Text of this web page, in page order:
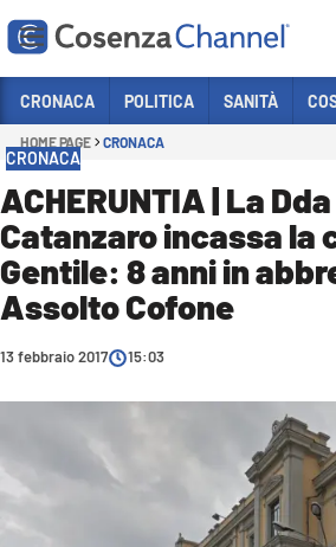
Sezioni
POLITICA
COSENZA CALCIO
ECONOMIA E LAVORO
ITALIA MONDO
SANITÀ
CRONACA POLITICA SANITÀ
HOME PAGE CRONACA
CRONACA
ACHERUNTIA | La
Catanzaro incassa la
Gentile: 8 anni in
Assolto Cofone
13 febbraio 2017 15:03